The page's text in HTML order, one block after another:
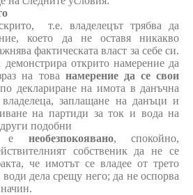
т.е.владелецът трябва да
което да не оставя никакво
фактическата власт за себе си.
демонстрира открито намерение да
на това намерение да се свои
деклариране на имота в данъчна
заплащане на данъци и
на партиди за ток и вода на
подобни
е необезпокоявано, спокойно,
собственик да не се
че имотът се владее от трето
дела срещу него; да не оспорва